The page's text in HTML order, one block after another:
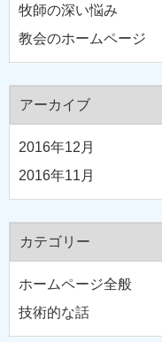
牧師の深い悩み
教会のホームページ
アーカイブ
2016年12月
2016年11月
カテゴリー
ホームページ全般
技術的な話